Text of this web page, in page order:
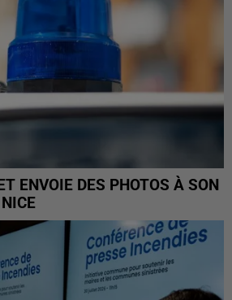
ENVOIE DES PHOTOS À SON